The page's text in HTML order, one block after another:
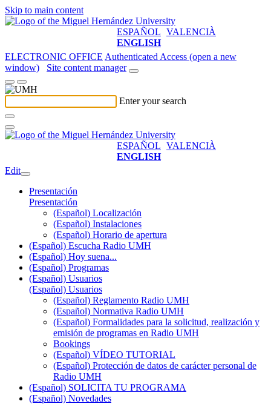
Skip to main content
ESPAÑOL VALENCIÀ
ENGLISH
ELECTRONIC OFFICE Authenticated Access (open a new
window)
Site content manager
Enter your search
ESPAÑOL VALENCIÀ
ENGLISH
Edit
Presentación
Presentación
(Español) Localización
(Español) Instalaciones
(Español) Horario de apertura
(Español) Escucha Radio UMH
(Español) Hoy suena...
(Español) Programas
(Español) Usuarios
(Español) Usuarios
(Español) Reglamento Radio UMH
(Español) Normativa Radio UMH
(Español) Formalidades para la solicitud, realización y
emisión de programas en Radio UMH
Bookings
(Español) VÍDEO TUTORIAL
(Español) Protección de datos de carácter personal de
Radio UMH
(Español) SOLICITA TU PROGRAMA
(Español) Novedades